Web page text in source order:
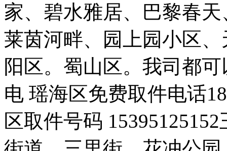
家、碧水雅居、巴黎春
莱茵河畔、园上园小区
阳区。蜀山区。我司都
电 瑶海区免费取件电话
区取件号码